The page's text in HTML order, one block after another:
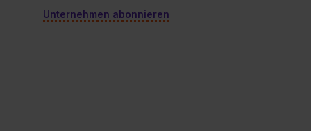
Unternehmen abonnieren